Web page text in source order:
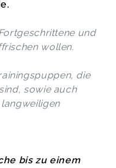
und
wollen.
die
sowie auch
bis zu einem